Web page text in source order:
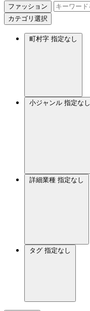
ファッション
カテゴリ選択
町村字 指定なし
小ジャンル 指定なし
詳細業種 指定なし
タグ 指定なし